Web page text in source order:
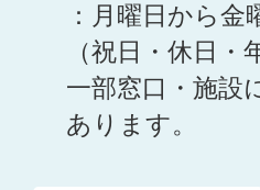
：月曜日から
（祝日・休日・
一部窓口・施設
あります。